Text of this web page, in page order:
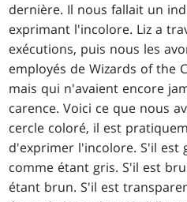
dernière. Il nous fallait un
exprimant l'incolore. Liz a
exécutions, puis nous les
employés de Wizards of the
mais qui n'avaient encore
carence. Voici ce que nous
cercle coloré, il est
d'exprimer l'incolore. S'il est
comme étant gris. S'il est
étant brun. S'il est